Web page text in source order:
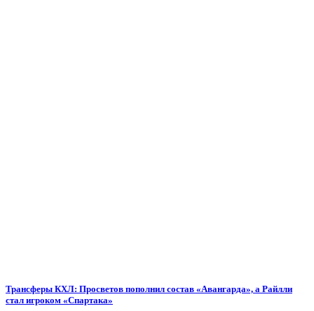
Трансферы КХЛ: Просветов пополнил состав «Авангарда», а Райлли
стал игроком «Спартака»